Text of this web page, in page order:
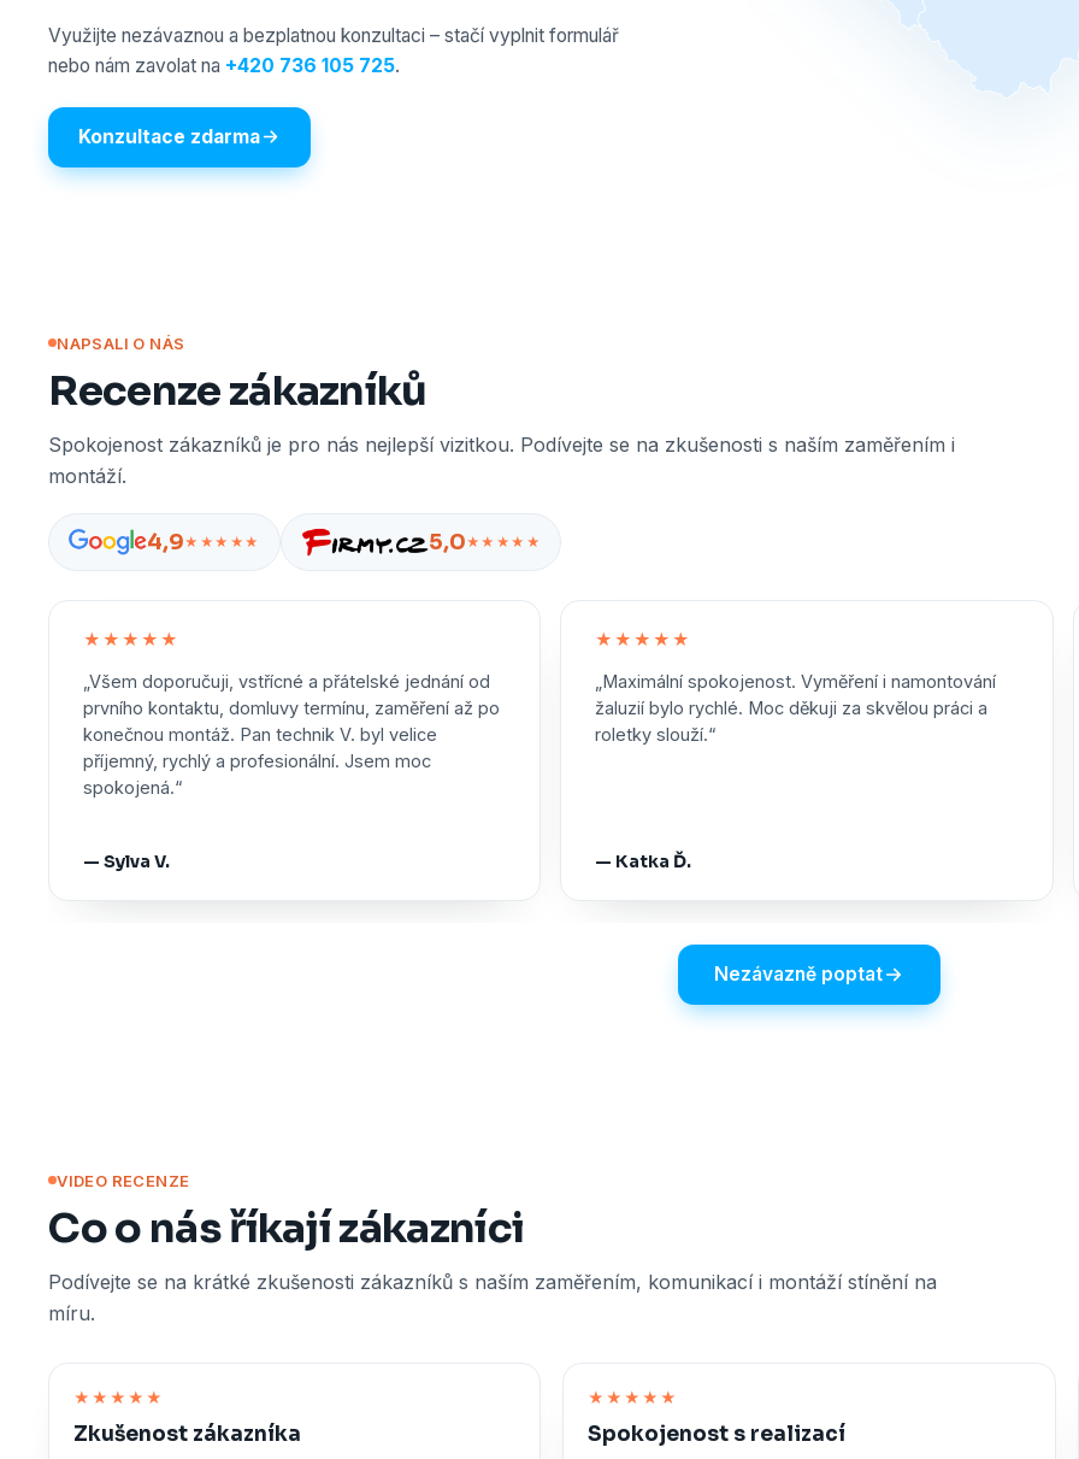
Využijte nezávaznou a bezplatnou konzultaci – stačí vyplnit formulář
nebo nám zavolat na +420 736 105 725.
Konzultace zdarma
NAPSALI O NÁS
Recenze zákazníků
Spokojenost zákazníků je pro nás nejlepší vizitkou. Podívejte se na zkušenosti s naším zaměřením i
montáží.
4,9★★★★★ 5,0★★★★★
★★★★★
„Všem doporučuji, vstřícné a přátelské jednání od
prvního kontaktu, domluvy termínu, zaměření až po
konečnou montáž. Pan technik V. byl velice
příjemný, rychlý a profesionální. Jsem moc
spokojená.“
— Sylva V.
★★★★★
„Maximální spokojenost. Vyměření i namontování
žaluzií bylo rychlé. Moc děkuji za skvělou práci a
roletky slouží.“
— Katka Ď.
Nezávazně poptat
VIDEO RECENZE
Co o nás říkají zákazníci
Podívejte se na krátké zkušenosti zákazníků s naším zaměřením, komunikací i montáží stínění na
míru.
★★★★★
Zkušenost zákazníka
★★★★★
Spokojenost s realizací